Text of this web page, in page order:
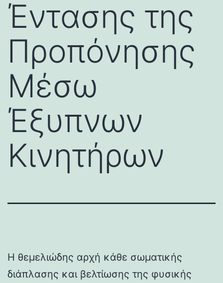
Έντασης της
Προπόνησης
Μέσω
Έξυπνων
Κινητήρων
Η θεμελιώδης αρχή κάθε σωματικής
διάπλασης και βελτίωσης της φυσικής